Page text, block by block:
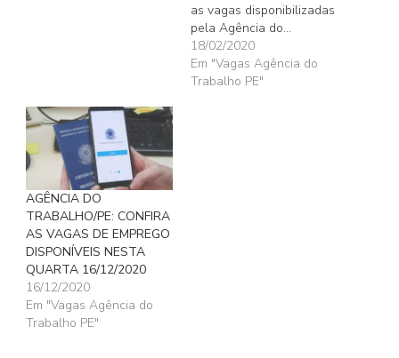
as vagas disponibilizadas
pela Agência do…
18/02/2020
Em "Vagas Agência do
Trabalho PE"
AGÊNCIA DO
TRABALHO/PE: CONFIRA
AS VAGAS DE EMPREGO
DISPONÍVEIS NESTA
QUARTA 16/12/2020
16/12/2020
Em "Vagas Agência do
Trabalho PE"